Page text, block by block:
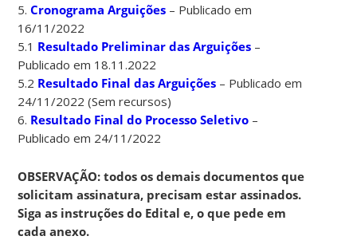
5.Cronograma Arguições – Publicado em
16/11/2022
5.1 Resultado Preliminar das Arguições –
Publicado em 18.11.2022
5.2 Resultado Final das Arguições – Publicado em
24/11/2022 (Sem recursos)
6. Resultado Final do Processo Seletivo –
Publicado em 24/11/2022
OBSERVAÇÃO: todos os demais documentos que
solicitam assinatura, precisam estar assinados.
Siga as instruções do Edital e, o que pede em
cada anexo.